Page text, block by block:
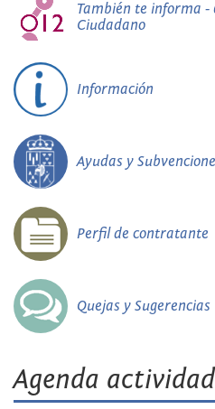
También te informa -
Ciudadano
Información
Ayudas y
Perfil de contratante
Quejas y Sugerencias
Agenda